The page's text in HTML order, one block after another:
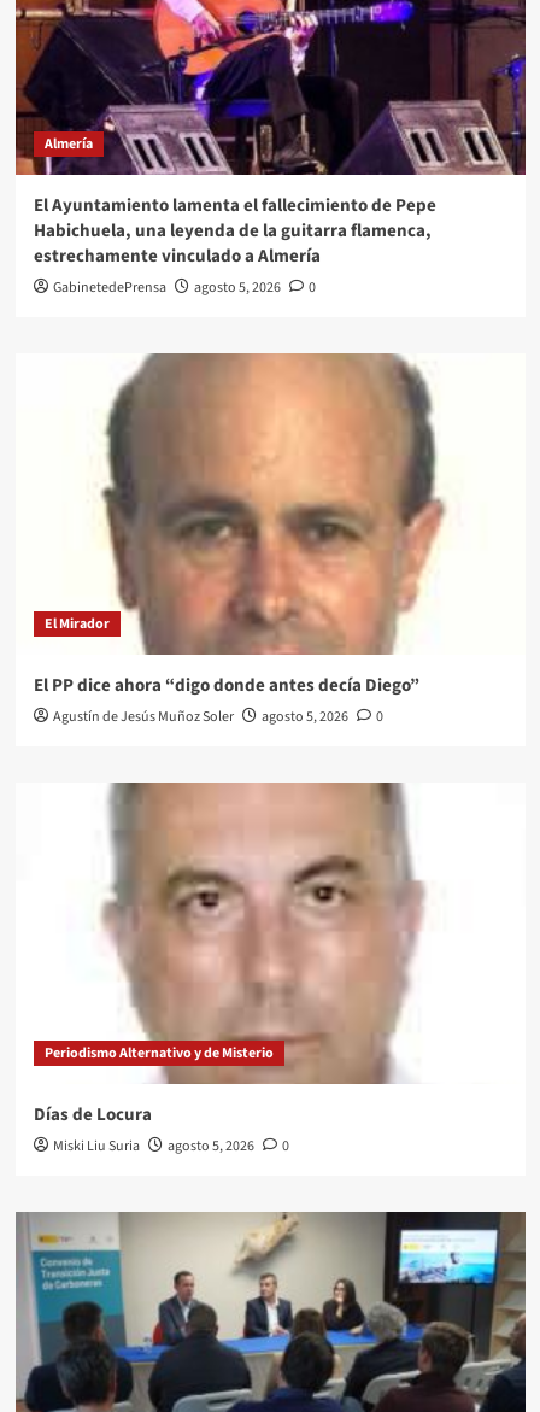
Almería
El Ayuntamiento lamenta el fallecimiento de Pepe
Habichuela, una leyenda de la guitarra flamenca,
estrechamente vinculado a Almería
GabinetedePrensa agosto 5, 2026 0
El Mirador
El PP dice ahora “digo donde antes decía Diego”
Agustín de Jesús Muñoz Soler agosto 5, 2026 0
Periodismo Alternativo y de Misterio
Días de Locura
Miski Liu Suria agosto 5, 2026 0